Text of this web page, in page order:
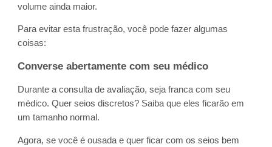
volume ainda maior.
Para evitar esta frustração, você pode fazer algumas
coisas:
Converse abertamente com seu médico
Durante a consulta de avaliação, seja franca com seu
médico. Quer seios discretos? Saiba que eles ficarão em
um tamanho normal.
Agora, se você é ousada e quer ficar com os seios bem